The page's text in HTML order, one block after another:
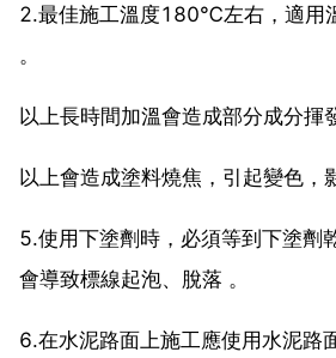
2.最佳施工溫度180℃左右，適
。
以上長時間加溫會造成部分成分揮
以上會造成塗料燒焦，引起變色，
5.使用下塗劑時，必須等到下塗劑
會導致標線起泡、脫落 。
6.在水泥路面上施工應使用水泥路